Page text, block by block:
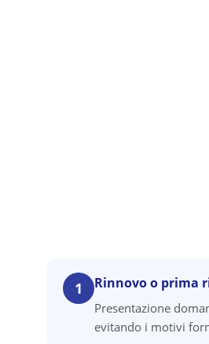
1 Rinnovo o prima
Presentazione
evitando i motivi